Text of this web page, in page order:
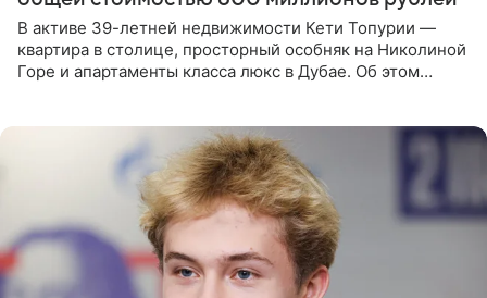
В активе 39-летней недвижимости Кети Топурии —
квартира в столице, просторный особняк на Николиной
Горе и апартаменты класса люкс в Дубае. Об этом